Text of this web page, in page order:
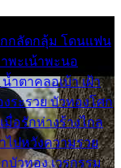
กกลัดกลุ้ม โดนแฟน
พะเน้าพะนอ
ำตาคลอเบ้า เฝ้า
ระรวย บัวทองโศก
มื่อรักห่างร้างไกล
ไปหวังความรวย
บัวทอง เวรกรรม